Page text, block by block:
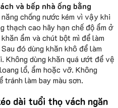
và bếp nhà ống bằng
chống nước kém vì vậy khi
thạch cao hãy hạn chế độ ẩm ở
ẩm và chút bột mì để làm
đó dùng khăn khô để làm
Không dùng khăn quá ướt để vệ
lổ, ẩm hoặc vỡ. Không
làm bay màu sơn.
dài tuổi thọ vách ngăn